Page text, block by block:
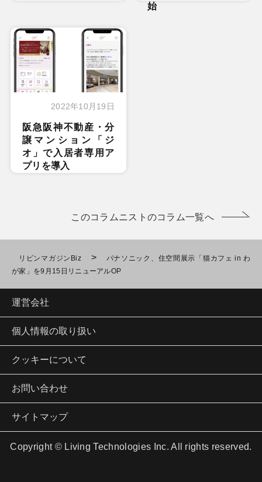
始
2022年10月19日
阪急阪神不動産・分
譲マンション「ジ
オ」で入居者専用ア
プリを導入
このコラムニストのコラム一覧へ
リビンマガジンBiz >
パナソニック、住空間展示「猫カフェ in わ
が家」を9月15日リニューアルOP
運営会社
個人情報の取り扱い
クッキーについて
お問い合わせ
サイトマップ
Copyright © Living Technologies Inc. All rights reserved.